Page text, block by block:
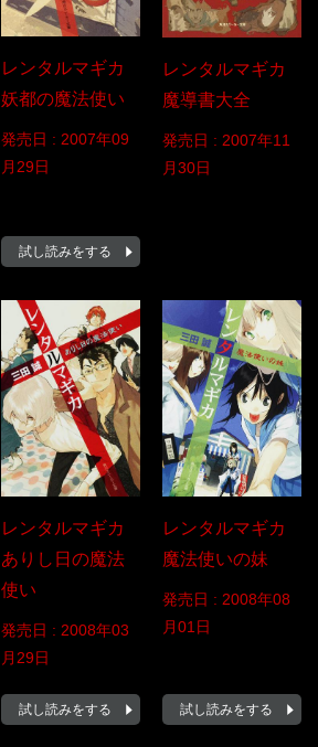
レンタルマギカ
妖都の魔法使い
発売日 : 2007年09
月29日
試し読みをする
レンタルマギカ
魔導書大全
発売日 : 2007年11
月30日
レンタルマギカ
ありし日の魔法
使い
発売日 : 2008年03
月29日
試し読みをする
レンタルマギカ
魔法使いの妹
発売日 : 2008年08
月01日
試し読みをする